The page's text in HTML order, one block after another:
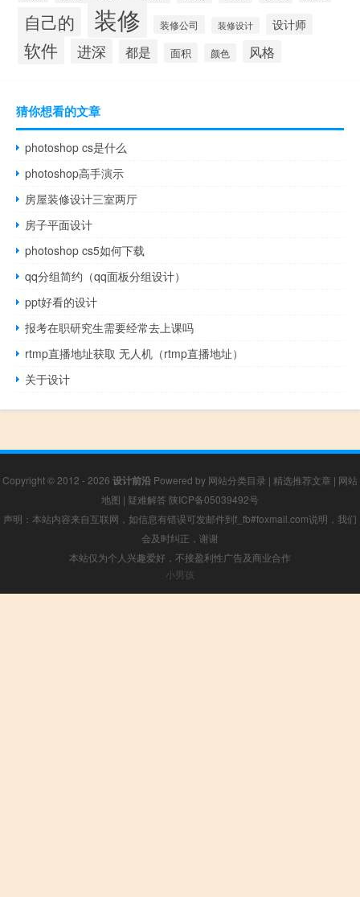
自己的 装修 装修公司 装修设计 设计师
软件 进深 都是 面积 颜色 风格
猜你想看的文章
photoshop cs是什么
photoshop高手演示
房屋装修设计三室两厅
房子平面设计
photoshop cs5如何下载
qq分组简约（qq面板分组设计）
ppt好看的设计
报考在职研究生需要经常去上课吗
rtmp直播地址获取 无人机（rtmp直播地址）
关于设计
Copyright © 2012 - 2026 设计前沿 Powered by 网站分类目录 | 精选推荐文章 | 网站
地图 | 疑难解答 陕ICP备05039492号
声明：本站内容来自互联网，如信息有错误可发邮件到f_fb#foxmail.com说明，我们
会及时纠正，谢谢
本站仅为个人兴趣爱好，不接盈利性广告及商业合作
小男孩